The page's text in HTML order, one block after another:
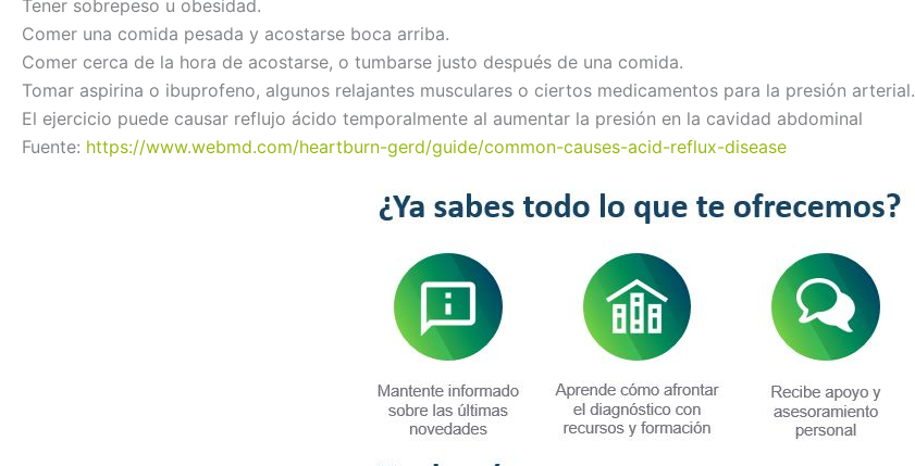
Tener sobrepeso u obesidad.
Comer una comida pesada y acostarse boca arriba.
Comer cerca de la hora de acostarse, o tumbarse justo después de una comida.
Tomar aspirina o ibuprofeno, algunos relajantes musculares o ciertos medicamentos para la presión arterial.
El ejercicio puede causar reflujo ácido temporalmente al aumentar la presión en la cavidad abdominal
Fuente: https://www.webmd.com/heartburn-gerd/guide/common-causes-acid-reflux-disease